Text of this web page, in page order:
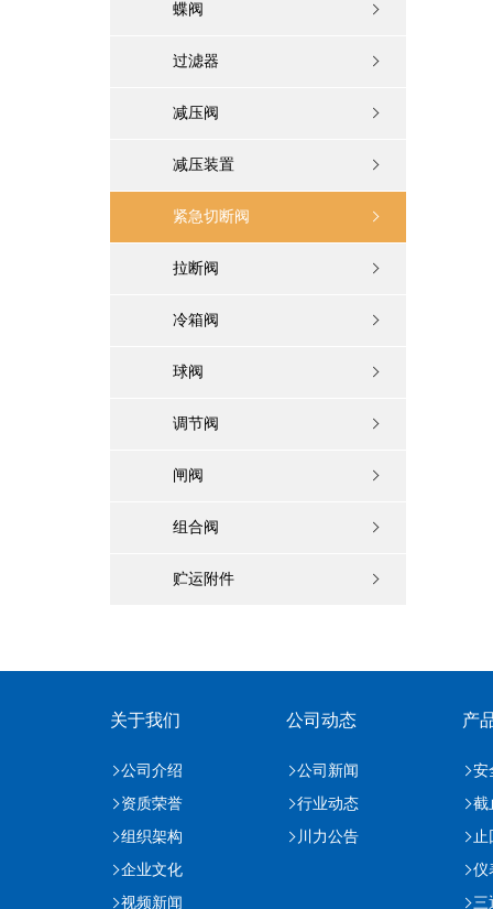
蝶阀
过滤器
减压阀
减压装置
紧急切断阀
拉断阀
冷箱阀
球阀
调节阀
闸阀
组合阀
贮运附件
关于我们
公司介绍
资质荣誉
组织架构
企业文化
视频新闻
公司动态
公司新闻
行业动态
川力公告
产
安
截
止
仪
三